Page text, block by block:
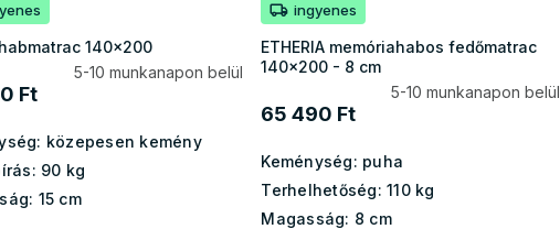
habmatrac 140x200
5-10 munkanapon belül
Ft
közepesen kemény
90 kg
15 cm
ingyenes
ETHERIA memóriahabos fedőmatrac
140x200 - 8 cm
5-10 munkanapon belül
65 490 Ft
Keménység: puha
Terhelhetőség: 110 kg
Magasság: 8 cm